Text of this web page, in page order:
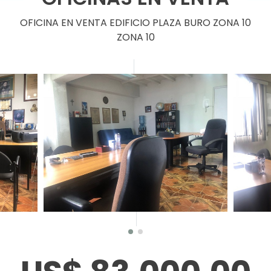
OFICINA EN VENTA EDIFICIO PLAZA BURO ZONA 10
ZONA 10